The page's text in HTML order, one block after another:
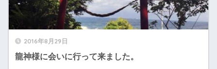
2016年8月29日
龍神様に会いに行って来ました。